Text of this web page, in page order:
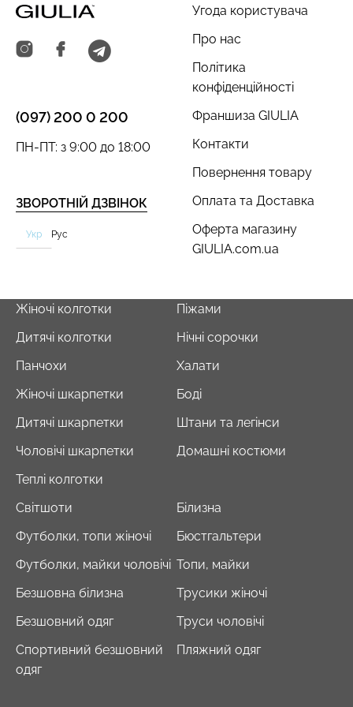
Угода користувача
Про нас
Політика
конфіденційності
Франшиза GIULIA
Контакти
Повернення товару
Оплата та Доставка
Оферта магазину
GIULIA.com.ua
(097) 200 0 200
ЗВОРОТНІЙ ДЗВІНОК
ПН-ПТ: з 9:00 до 18:00
Укр Рус
Жіночі колготки
Дитячі колготки
Панчохи
Жіночі шкарпетки
Дитячі шкарпетки
Чоловічі шкарпетки
Теплі колготки
Піжами
Нічні сорочки
Халати
Боді
Штани та легінси
Домашні костюми
Світшоти
Футболки, топи жіночі
Футболки, майки чоловічі
Безшовна білизна
Безшовний одяг
Спортивний безшовний
одяг
Білизна
Бюстгальтери
Топи, майки
Трусики жіночі
Труси чоловічі
Пляжний одяг
SHAPEWEAR nude
(бежевий) Giulia
489 грн.699 грн.
Велосипедки з пуш-ап
ефектом безшовні
TRACKS SHAPE black
(чорний) Giulia